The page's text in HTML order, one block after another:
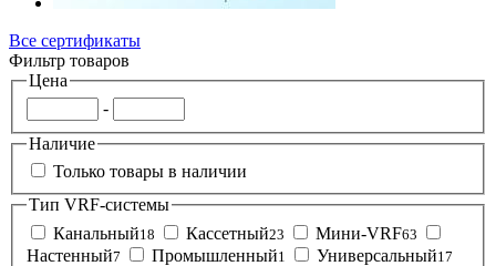
Все сертификаты
Фильтр товаров
Цена
-
Наличие
Только товары в наличии
Тип VRF-системы
Канальный18 Кассетный23 Мини-VRF63
Настенный7 Промышленный1 Универсальный17